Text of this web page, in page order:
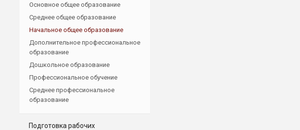
Основное общее образование
Среднее общее образование
Начальное общее образование
Дополнительное профессиональное
образование
Дошкольное образование
Профессиональное обучение
Среднее профессиональное
образование
Подготовка рабочих